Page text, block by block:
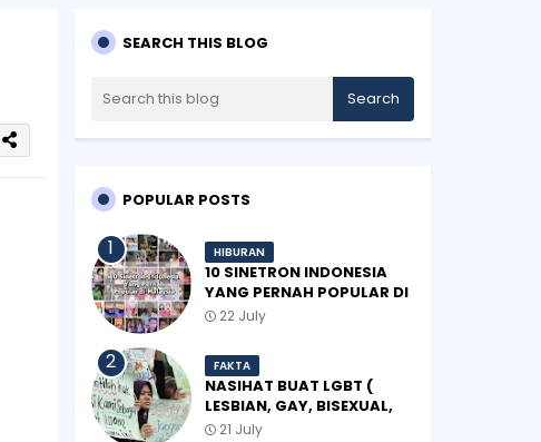
SEARCH THIS BLOG
POPULAR POSTS
HIBURAN
10 SINETRON INDONESIA
YANG PERNAH POPULAR DI
MALAYSIA
22 July
FAKTA
NASIHAT BUAT LGBT (
LESBIAN, GAY, BISEXUAL,
TRANSGENDER)
21 July